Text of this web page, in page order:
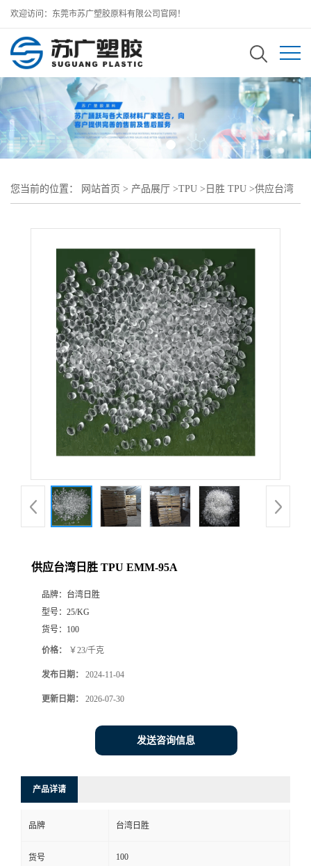
欢迎访问：东莞市苏广塑胶原料有限公司官网！
您当前的位置： 网站首页 > 产品展厅 >TPU > 日胜 TPU >供应台湾
供应台湾日胜 TPU EMM-95A
品牌： 台湾日胜
型号： 25/KG
货号： 100
价格： ￥23/千克
发布日期： 2024-11-04
更新日期： 2026-07-30
发送咨询信息
产品详请
品牌 台湾日胜
货号 100